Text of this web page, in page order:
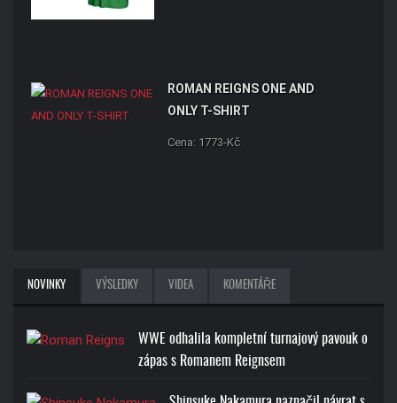
ROMAN REIGNS ONE AND
ONLY T-SHIRT
Cena: 1773-Kč
NOVINKY VÝSLEDKY VIDEA KOMENTÁŘE
WWE odhalila kompletní turnajový pavouk o
zápas s Romanem Reignsem